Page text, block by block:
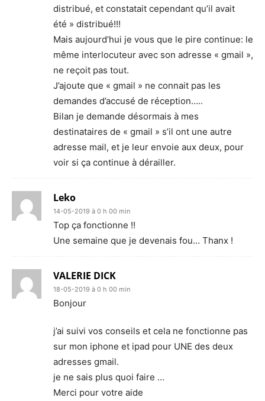
distribué, et constatait cependant qu’il avait
été » distribué!!!
Mais aujourd’hui je vous que le pire continue: le
même interlocuteur avec son adresse « gmail »,
ne reçoit pas tout.
J’ajoute que « gmail » ne connait pas les
demandes d’accusé de réception…..
Bilan je demande désormais à mes
destinataires de « gmail » s’il ont une autre
adresse mail, et je leur envoie aux deux, pour
voir si ça continue à dérailler.
Leko
14-05-2019 à 0 h 00 min
Top ça fonctionne !!
Une semaine que je devenais fou… Thanx !
VALERIE DICK
18-05-2019 à 0 h 00 min
Bonjour
j’ai suivi vos conseils et cela ne fonctionne pas
sur mon iphone et ipad pour UNE des deux
adresses gmail.
je ne sais plus quoi faire …
Merci pour votre aide